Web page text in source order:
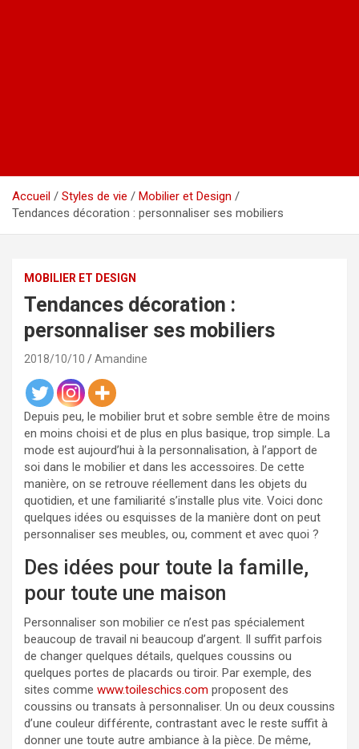
Accueil Styles de vie
Mobilier et Design
Tendances décoration : personnaliser ses mobiliers
MOBILIER ET DESIGN
Tendances décoration :
personnaliser ses mobiliers
2018/10/10 Amandine
Depuis peu, le mobilier brut et sobre semble être de moins
en moins choisi et de plus en plus basique, trop simple. La
mode est aujourd’hui à la personnalisation, à l’apport de
soi dans le mobilier et dans les accessoires. De cette
manière, on se retrouve réellement dans les objets du
quotidien, et une familiarité s’installe plus vite. Voici donc
quelques idées ou esquisses de la manière dont on peut
personnaliser ses meubles, ou, comment et avec quoi ?
Des idées pour toute la famille,
pour toute une maison
Personnaliser son mobilier ce n’est pas spécialement
beaucoup de travail ni beaucoup d’argent. Il suffit parfois
de changer quelques détails, quelques coussins ou
quelques portes de placards ou tiroir. Par exemple, des
sites comme www.toileschics.com proposent des
coussins ou transats à personnaliser. Un ou deux coussins
d’une couleur différente, contrastant avec le reste suffit à
donner une toute autre ambiance à la pièce. De même,